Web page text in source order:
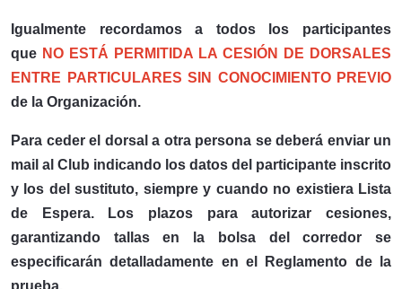
Igualmente recordamos a todos los participantes
que NO ESTÁ PERMITIDA LA CESIÓN DE DORSALES
ENTRE PARTICULARES SIN CONOCIMIENTO PREVIO
de la Organización.
Para ceder el dorsal a otra persona se deberá enviar un
mail al Club indicando los datos del participante inscrito
y los del sustituto, siempre y cuando no existiera Lista
de Espera. Los plazos para autorizar cesiones,
garantizando tallas en la bolsa del corredor se
especificarán detalladamente en el Reglamento de la
prueba.